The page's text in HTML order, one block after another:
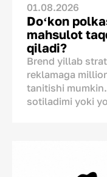
yangi dizaynlar
oʻxshash
qadoqni kerak
yuborgan degan
Shuning uchun
“keyin” holatini
boʻlishi shart.
01.08.2026
Doʻkon
mahsulot
qiladi?
Brend yillab
reklamaga
tanitishi
sotiladimi yoki
yerda boʻlib
brendda atigi